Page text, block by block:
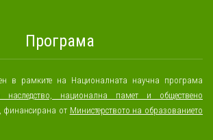
Програма
в рамките на Националната научна програма
наследство, национална памет и обществено
финансирана от Министерството на образованието